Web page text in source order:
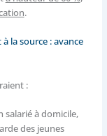
.
la source : avance
:
salarié à domicile,
des jeunes